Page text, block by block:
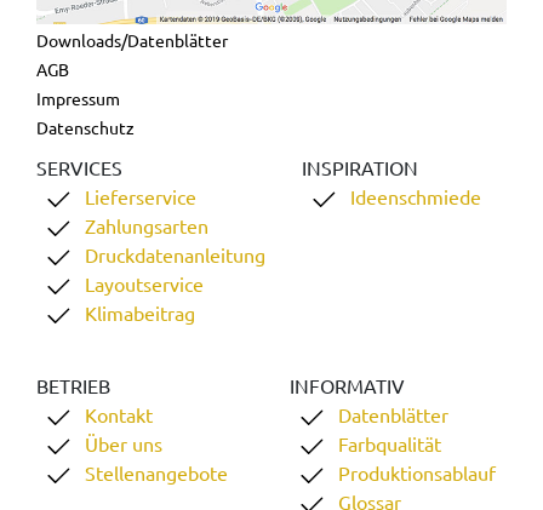
Downloads/Datenblätter
AGB
Impressum
Datenschutz
SERVICES
Lieferservice
Zahlungsarten
Druckdatenanleitung
Layoutservice
Klimabeitrag
INSPIRATION
Ideenschmiede
BETRIEB
Kontakt
Über uns
Stellenangebote
INFORMATIV
Datenblätter
Farbqualität
Produktionsablauf
Glossar